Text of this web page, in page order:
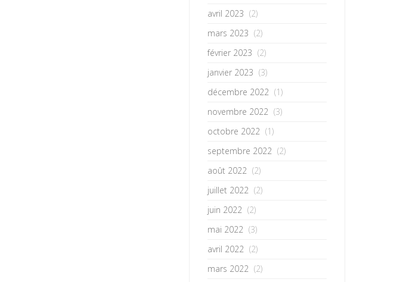
avril 2023 (2)
mars 2023 (2)
février 2023 (2)
janvier 2023 (3)
décembre 2022 (1)
novembre 2022 (3)
octobre 2022 (1)
septembre 2022 (2)
août 2022 (2)
juillet 2022 (2)
juin 2022 (2)
mai 2022 (3)
avril 2022 (2)
mars 2022 (2)